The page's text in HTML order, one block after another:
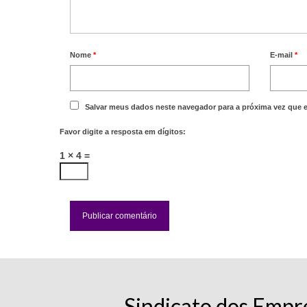
Nome * E-mail*
Salvar meus dados neste navegador para a próxima vez que
Favor digite a resposta em dígitos:
1 × 4 =